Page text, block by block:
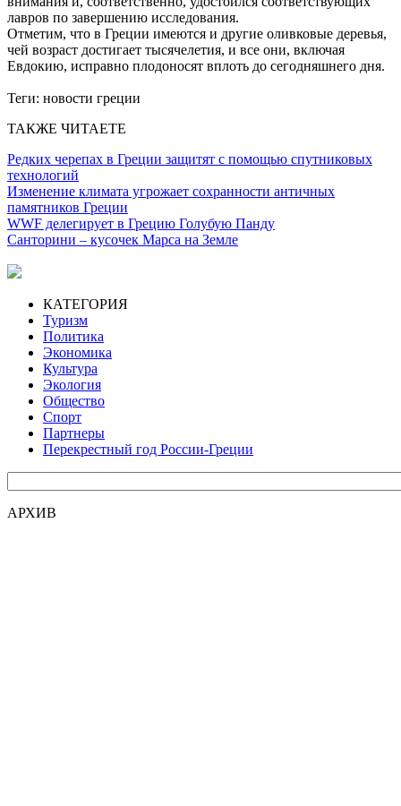
лавров по завершению исследования.
Отметим, что в Греции имеются и другие оливковые деревья,
чей возраст достигает тысячелетия, и все они, включая
Евдокию, исправно плодоносят вплоть до сегодняшнего дня.
Теги: новости греции
ТАКЖЕ ЧИТАЕТЕ
Редких черепах в Греции защитят с помощью спутниковых
технологий
Изменение климата угрожает сохранности античных
памятников Греции
WWF делегирует в Грецию Голубую Панду
Санторини – кусочек Марса на Земле
КАТЕГОРИЯ
Туризм
Политика
Экономика
Культура
Экология
Общество
Спорт
Партнеры
Перекрестный год России-Греции
АРХИВ